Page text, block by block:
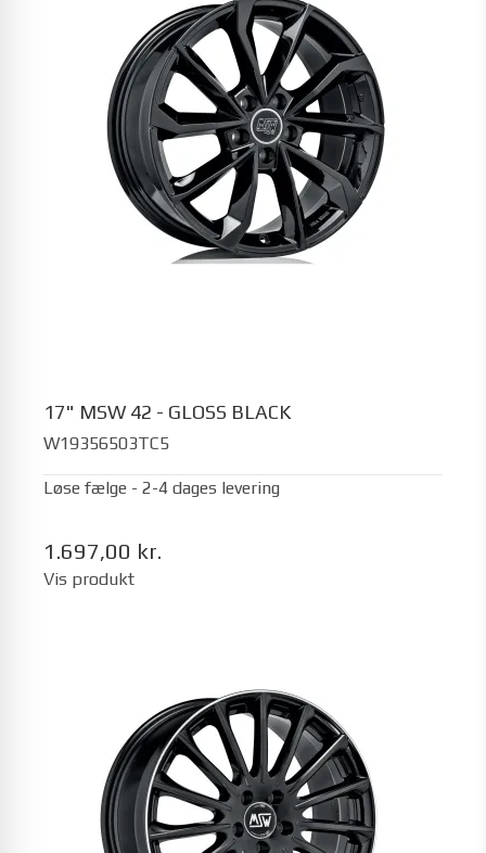
17" MSW 42 - GLOSS BLACK
W19356503TC5
Løse fælge - 2-4 dages levering
1.697,00 kr.
Vis produkt